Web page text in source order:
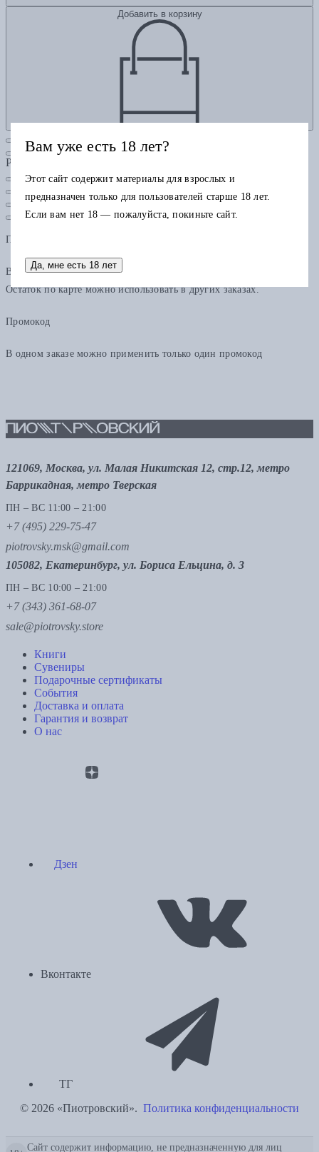
Добавить в корзину
Рубрики
Подарочная карта
В одном заказе можно применить только одну подарочную карту.
Остаток по карте можно использовать в других заказах.
Промокод
В одном заказе можно применить только один промокод
121069, Москва, ул. Малая Никитская 12, стр.12, метро
Баррикадная, метро Тверская
ПН – ВС 11:00 – 21:00
+7 (495) 229-75-47
piotrovsky.msk@gmail.com
105082, Екатеринбург, ул. Бориса Ельцина, д. 3
ПН – ВС 10:00 – 21:00
+7 (343) 361-68-07
sale@piotrovsky.store
Книги
Сувениры
Подарочные сертификаты
События
Доставка и оплата
Гарантия и возврат
О нас
Дзен
Вконтакте
ТГ
© 2026 «Пиотровский». Политика конфиденциальности
Сайт содержит информацию, не предназначенную для лиц
Вам уже есть 18 лет?
Этот сайт содержит материалы для взрослых и
предназначен только для пользователей старше 18 лет.
Если вам нет 18 — пожалуйста, покиньте сайт.
Да, мне есть 18 лет